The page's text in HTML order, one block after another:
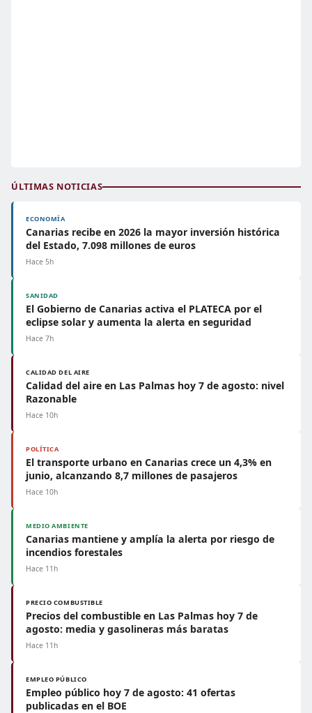
ÚLTIMAS NOTICIAS
ECONOMÍA
Canarias recibe en 2026 la mayor inversión histórica
del Estado, 7.098 millones de euros
Hace 5h
SANIDAD
El Gobierno de Canarias activa el PLATECA por el
eclipse solar y aumenta la alerta en seguridad
Hace 7h
CALIDAD DEL AIRE
Calidad del aire en Las Palmas hoy 7 de agosto: nivel
Razonable
Hace 10h
POLÍTICA
El transporte urbano en Canarias crece un 4,3% en
junio, alcanzando 8,7 millones de pasajeros
Hace 10h
MEDIO AMBIENTE
Canarias mantiene y amplía la alerta por riesgo de
incendios forestales
Hace 11h
PRECIO COMBUSTIBLE
Precios del combustible en Las Palmas hoy 7 de
agosto: media y gasolineras más baratas
Hace 11h
EMPLEO PÚBLICO
Empleo público hoy 7 de agosto: 41 ofertas
publicadas en el BOE